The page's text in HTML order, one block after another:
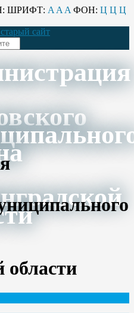
ШРИФТ: A A A ФОН: Ц Ц Ц
сайт
области